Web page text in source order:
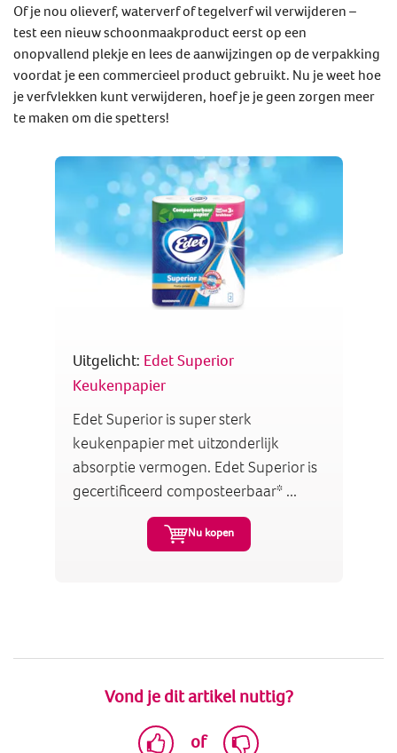
Uitgelicht: Edet Superior
Keukenpapier
Edet Superior is super sterk
keukenpapier met uitzonderlijk
absorptie vermogen. Edet Superior is
gecertificeerd composteerbaar* ...
Nu kopen
Of je nou olieverf, waterverf of tegelverf wil verwijderen –
test een nieuw schoonmaakproduct eerst op een
onopvallend plekje en lees de aanwijzingen op de verpakking
voordat je een commercieel product gebruikt. Nu je weet hoe
je verfvlekken kunt verwijderen, hoef je je geen zorgen meer
te maken om die spetters!
Vond je dit artikel nuttig?
of